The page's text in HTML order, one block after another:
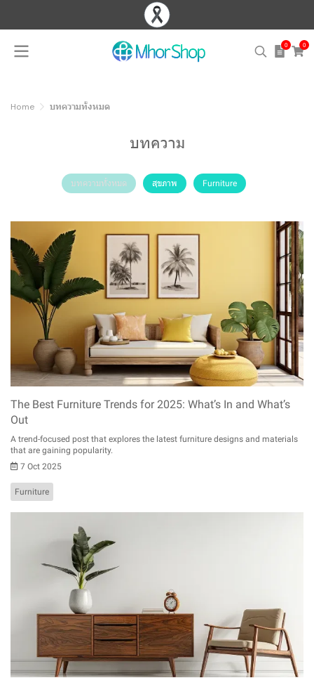
0 0
Home บทความทั้งหมด
บทความ
บทความทั้งหมด สุขภาพ Furniture
The Best Furniture Trends for 2025: What’s In and What’s
Out
A trend-focused post that explores the latest furniture designs and materials
that are gaining popularity.
7 Oct 2025
Furniture